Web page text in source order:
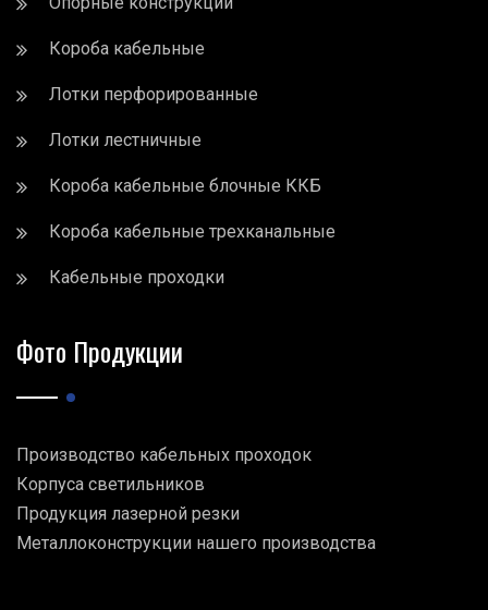
Короба кабельные
Лотки перфорированные
Лотки лестничные
Короба кабельные блочные ККБ
Короба кабельные трехканальные
Кабельные проходки
Фото Продукции
Производство кабельных проходок
Корпуса светильников
Продукция лазерной резки
Металлоконструкции нашего производства